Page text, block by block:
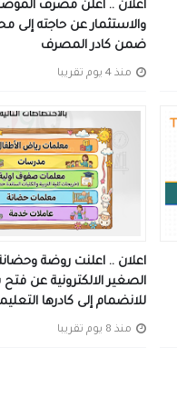
اعلان .. اعلن مصرف
والاستثمار عن حاجته إلى
ضمن كادر المصرف
منذ 4 يوم تقريبا
اعلان .. اعلنت روضة
الصغير الالكترونية عن فتح
للانضمام إلى كادرها
منذ 8 يوم تقريبا